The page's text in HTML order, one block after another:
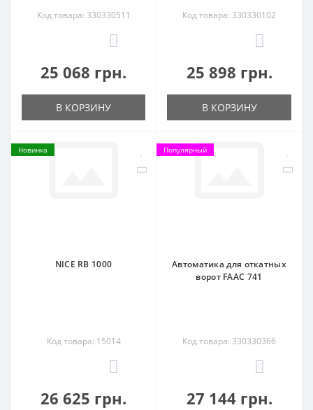
Код товара: 330330511
25 068 грн.
В КОРЗИНУ
Код товара: 330330102
25 898 грн.
В КОРЗИНУ
Новинка
NICE RB 1000
Код товара: 15014
26 625 грн.
Популярный
Автоматика для откатных
ворот FAAC 741
Код товара: 330330366
27 144 грн.